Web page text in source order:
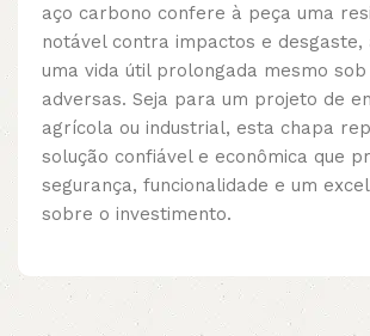
aço carbono confere à peça uma
notável contra impactos e desgaste,
uma vida útil prolongada mesmo sob
adversas. Seja para um projeto de
agrícola ou industrial, esta chapa
solução confiável e econômica que
segurança, funcionalidade e um
sobre o investimento.